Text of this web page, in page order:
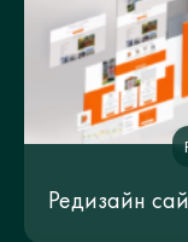
Редизайн